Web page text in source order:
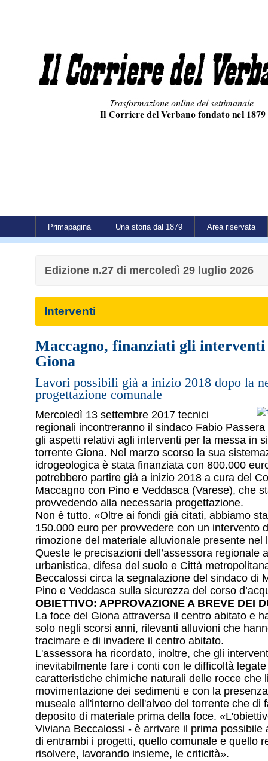
Primapagina Una storia dal 1879 Area riservata
Edizione n.27 di mercoledì 29 luglio 2026
Interventi
Maccagno, finanziati gli
Giona
Lavori possibili già a inizio 2018 dopo la
progettazione comunale
Mercoledì 13 settembre 2017 tecnici
regionali incontreranno il sindaco Fabio
gli aspetti relativi agli interventi per la messa in
torrente Giona. Nel marzo scorso la sua
idrogeologica è stata finanziata con 800.000
potrebbero partire già a inizio 2018 a cura del
Maccagno con Pino e Veddasca (Varese), che
provvedendo alla necessaria progettazione.
Non è tutto. «Oltre ai fondi già citati, abbiamo
150.000 euro per provvedere con un intervento
rimozione del materiale alluvionale presente nel
Queste le precisazioni dell’assessora regionale
urbanistica, difesa del suolo e Città
Beccalossi circa la segnalazione del sindaco di
Pino e Veddasca sulla sicurezza del corso
OBIETTIVO: APPROVAZIONE A BREVE DEI
La foce del Giona attraversa il centro abitato e
solo negli scorsi anni, rilevanti alluvioni che
tracimare e di invadere il centro abitato.
L'assessora ha ricordato, inoltre, che gli
inevitabilmente fare i conti con le difficoltà
caratteristiche chimiche naturali delle rocce che
movimentazione dei sedimenti e con la
museale all'interno dell'alveo del torrente che di
deposito di materiale prima della foce.
Viviana Beccalossi - è arrivare il prima possibile
di entrambi i progetti, quello comunale e quello
risolvere, lavorando insieme, le criticità».